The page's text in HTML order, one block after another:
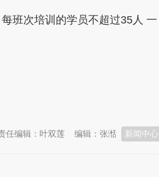
班次培训的学员不超过35人 一
新闻中心
编辑：张湉
任编辑：叶双莲